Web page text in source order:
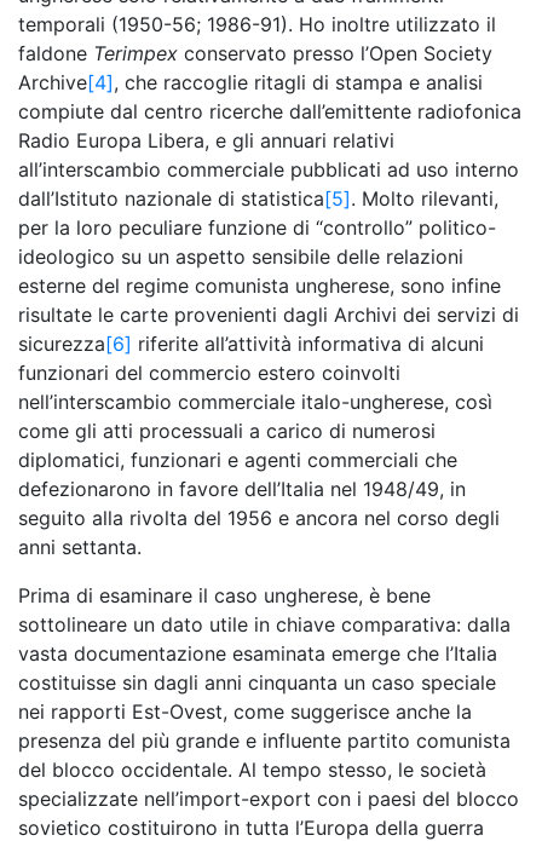
temporali (1950-56; 1986-91). Ho inoltre utilizzato il
faldone Terimpex conservato presso l’Open Society
Archive[4], che raccoglie ritagli di stampa e analisi
compiute dal centro ricerche dall’emittente radiofonica
Radio Europa Libera, e gli annuari relativi
all’interscambio commerciale pubblicati ad uso interno
dall’Istituto nazionale di statistica[5]. Molto rilevanti,
per la loro peculiare funzione di “controllo” politico-
ideologico su un aspetto sensibile delle relazioni
esterne del regime comunista ungherese, sono infine
risultate le carte provenienti dagli Archivi dei servizi di
sicurezza[6] riferite all’attività informativa di alcuni
funzionari del commercio estero coinvolti
nell’interscambio commerciale italo-ungherese, così
come gli atti processuali a carico di numerosi
diplomatici, funzionari e agenti commerciali che
defezionarono in favore dell’Italia nel 1948/49, in
seguito alla rivolta del 1956 e ancora nel corso degli
anni settanta.
Prima di esaminare il caso ungherese, è bene
sottolineare un dato utile in chiave comparativa: dalla
vasta documentazione esaminata emerge che l’Italia
costituisse sin dagli anni cinquanta un caso speciale
nei rapporti Est-Ovest, come suggerisce anche la
presenza del più grande e influente partito comunista
del blocco occidentale. Al tempo stesso, le società
specializzate nell’import-export con i paesi del blocco
sovietico costituirono in tutta l’Europa della guerra